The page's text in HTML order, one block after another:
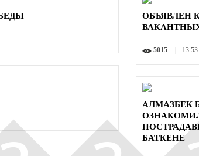
ОБЪЯВЛЕН
5015 13:53
АЛМАЗБЕК
БАТКЕНЕ